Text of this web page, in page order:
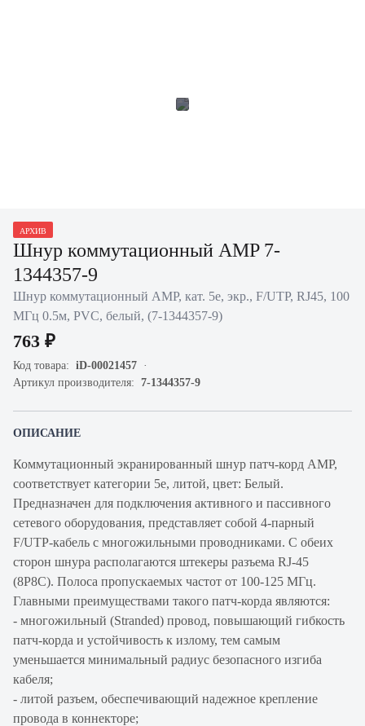
АРХИВ
Шнур коммутационный AMP 7-
1344357-9
Шнур коммутационный AMP, кат. 5е, экр., F/UTP, RJ45, 100
МГц 0.5м, PVC, белый, (7-1344357-9)
763 ₽
Код товара: iD-00021457
Артикул производителя: 7-1344357-9
ОПИСАНИЕ
Коммутационный экранированный шнур патч-корд AMP,
cоответствует категории 5e, литой, цвет: Белый.
Предназначен для подключения активного и пассивного
сетевого оборудования, представляет собой 4-парный
F/UTP-кабель с многожильными проводниками. С обеих
сторон шнура располагаются штекеры разъема RJ-45
(8P8C). Полоса пропускаемых частот от 100-125 МГц.
Главными преимуществами такого патч-корда являются:
- многожильный (Stranded) провод, повышающий гибкость
патч-корда и устойчивость к излому, тем самым
уменьшается минимальный радиус безопасного изгиба
кабеля;
- литой разъем, обеспечивающий надежное крепление
провода в коннекторе;